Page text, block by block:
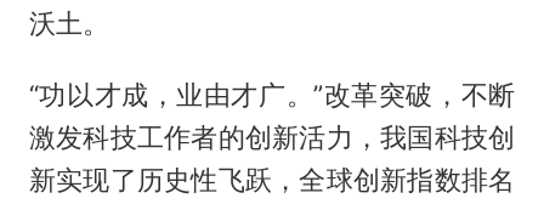
沃土。
“功以才成，业由才广。”改革突破，不断
激发科技工作者的创新活力，我国科技创
新实现了历史性飞跃，全球创新指数排名